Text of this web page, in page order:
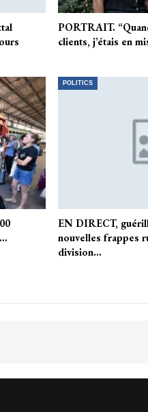
PORTRAIT.
clients, j’étais en
POLITICS
EN DIRECT,
nouvelles frappes
division…